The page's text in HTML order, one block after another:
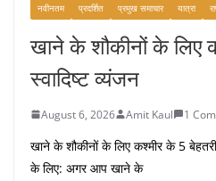
नवीनतम
प्रदर्शित प्रमुख समाचार यात्रा
खाने के शौकीनों के लिए
स्वादिष्ट व्यंजन
August 6, 2026 Amit Kaul 1
खाने के शौकीनों के लिए कश्मीर के 5
के लिए: अगर आप खाने के